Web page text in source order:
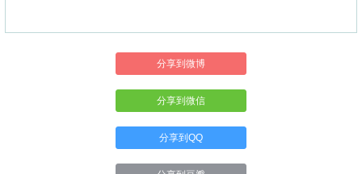
分享到微博
分享到微信
分享到QQ